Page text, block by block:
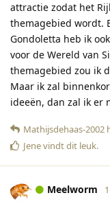
attractie zodat het
themagebied wordt.
Gondoletta heb ik
voor de Wereld van
themagebied zou ik
Maar ik zal
ideeën, dan zal ik er
Mathijsdehaas-2002
Jenevindt dit leuk.
Meelworm